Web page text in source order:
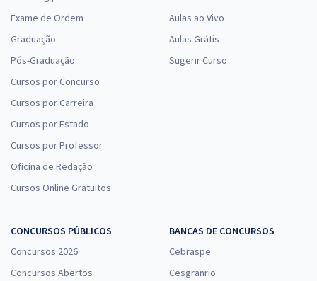
Exame de Ordem
Graduação
Pós-Graduação
Cursos por Concurso
Cursos por Carreira
Cursos por Estado
Cursos por Professor
Oficina de Redação
Cursos Online Gratuitos
Aulas ao Vivo
Aulas Grátis
Sugerir Curso
CONCURSOS PÚBLICOS
Concursos 2026
Concursos Abertos
BANCAS DE CONCURSOS
Cebraspe
Cesgranrio